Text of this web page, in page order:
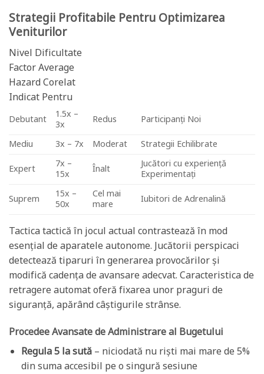
Strategii Profitabile Pentru Optimizarea
Veniturilor
Nivel Dificultate
Factor Average
Hazard Corelat
Indicat Pentru
Debutant
1.5x –
3x
Redus
Participanți Noi
Mediu
3x – 7x Moderat
Strategii Echilibrate
Expert
7x –
15x
Înalt
Jucători cu experiență
Experimentați
Suprem
15x –
50x
Cel mai
mare
Iubitori de Adrenalină
Tactica tactică în jocul actual contrastează în mod
esențial de aparatele autonome. Jucătorii perspicaci
detectează tiparuri în generarea provocărilor și
modifică cadența de avansare adecvat. Caracteristica de
retragere automat oferă fixarea unor praguri de
siguranță, apărând câștigurile strânse.
Procedee Avansate de Administrare al Bugetului
Regula 5 la sută– niciodată nu riști mai mare de 5%
din suma accesibil pe o singură sesiune